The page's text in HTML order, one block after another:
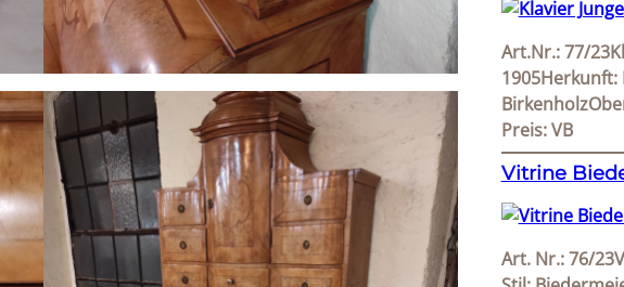
Art.Nr.: 77/
Preis: VB
Vitrine
Art. Nr.: 76/